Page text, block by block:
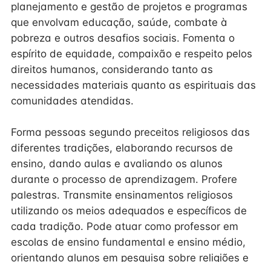
planejamento e gestão de projetos e programas
que envolvam educação, saúde, combate à
pobreza e outros desafios sociais. Fomenta o
espírito de equidade, compaixão e respeito pelos
direitos humanos, considerando tanto as
necessidades materiais quanto as espirituais das
comunidades atendidas.
Forma pessoas segundo preceitos religiosos das
diferentes tradições, elaborando recursos de
ensino, dando aulas e avaliando os alunos
durante o processo de aprendizagem. Profere
palestras. Transmite ensinamentos religiosos
utilizando os meios adequados e específicos de
cada tradição. Pode atuar como professor em
escolas de ensino fundamental e ensino médio,
orientando alunos em pesquisa sobre religiões e